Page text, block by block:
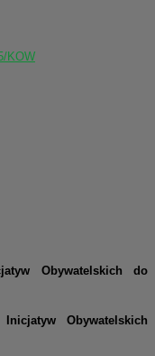
KOW
Obywatelskich do
Obywatelskich